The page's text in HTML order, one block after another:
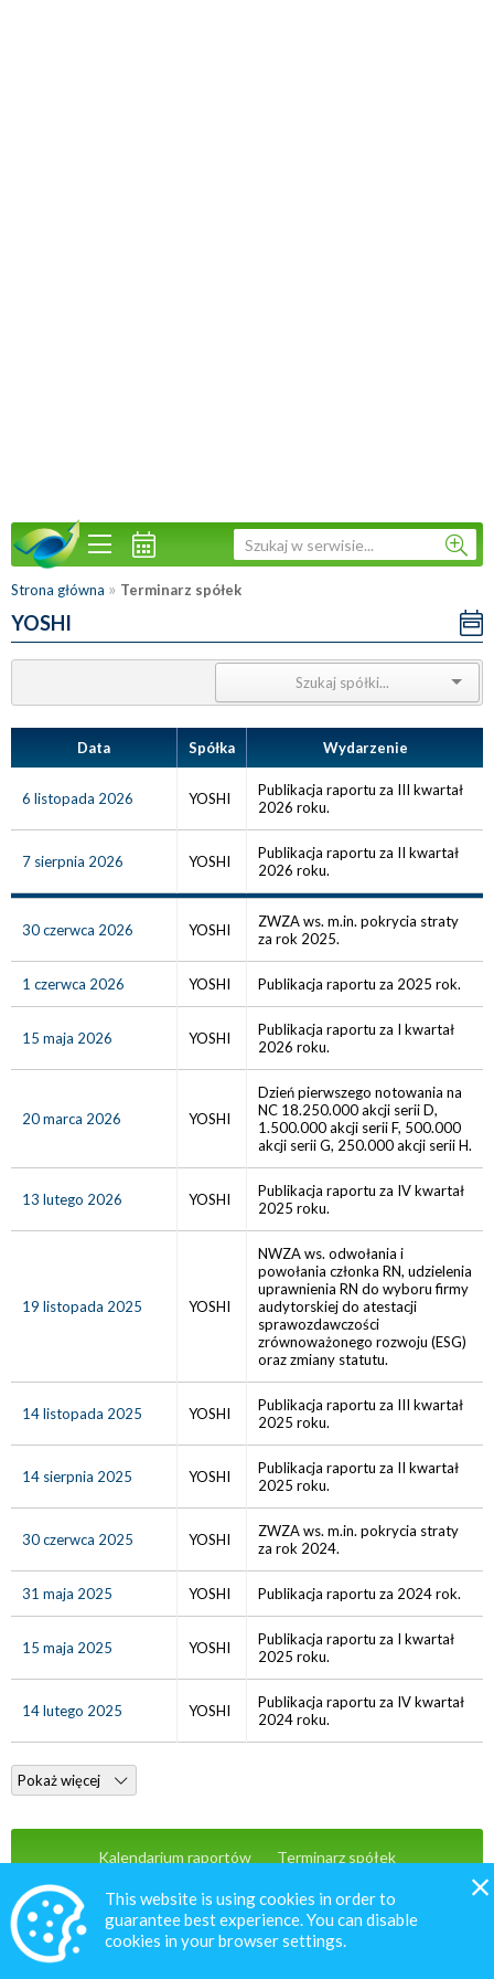
Strona główna » Terminarz spółek
YOSHI
Data Spółka Wydarzenie
6 listopada 2026 YOSHI
Publikacja raportu za III kwartał
2026 roku.
7 sierpnia 2026 YOSHI
Publikacja raportu za II kwartał
2026 roku.
30 czerwca 2026 YOSHI
ZWZA ws. m.in. pokrycia straty
za rok 2025.
1 czerwca 2026 YOSHI Publikacja raportu za 2025 rok.
15 maja 2026 YOSHI
Publikacja raportu za I kwartał
2026 roku.
20 marca 2026 YOSHI
Dzień pierwszego notowania na
NC 18.250.000 akcji serii D,
1.500.000 akcji serii F, 500.000
akcji serii G, 250.000 akcji serii H.
13 lutego 2026 YOSHI
Publikacja raportu za IV kwartał
2025 roku.
19 listopada 2025 YOSHI
NWZA ws. odwołania i
powołania członka RN, udzielenia
uprawnienia RN do wyboru firmy
audytorskiej do atestacji
sprawozdawczości
zrównoważonego rozwoju (ESG)
oraz zmiany statutu.
14 listopada 2025 YOSHI
Publikacja raportu za III kwartał
2025 roku.
14 sierpnia 2025 YOSHI
Publikacja raportu za II kwartał
2025 roku.
30 czerwca 2025 YOSHI
ZWZA ws. m.in. pokrycia straty
za rok 2024.
31 maja 2025 YOSHI Publikacja raportu za 2024 rok.
15 maja 2025 YOSHI
Publikacja raportu za I kwartał
2025 roku.
14 lutego 2025 YOSHI
Publikacja raportu za IV kwartał
2024 roku.
Pokaż więcej
Kalendarium raportów
Terminarz spółek
© 2020 MacroNext.pl
This website is using cookies in order to
guarantee best experience. You can disable
cookies in your browser settings.